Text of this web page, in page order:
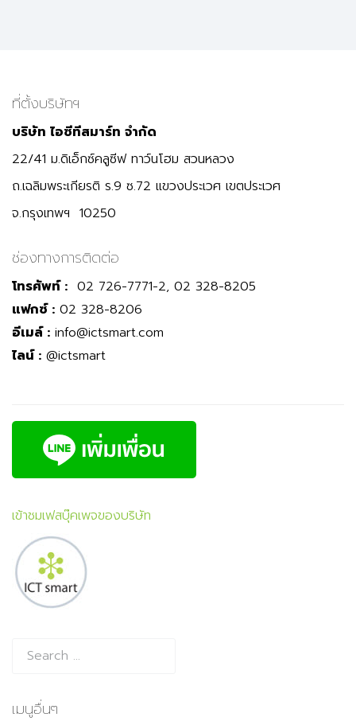
ที่ตั้งบริษัทฯ
บริษัท ไอซีทีสมาร์ท จำกัด
22/41 ม.ดิเอ็กซ์คลูซีฟ ทาว์นโฮม สวนหลวง
ถ.เฉลิมพระเกียรติ ร.9 ซ.72 แขวงประเวศ เขตประเวศ
จ.กรุงเทพฯ 10250
ช่องทางการติดต่อ
โทรศัพท์ : 02 726-7771-2, 02 328-8205
แฟกซ์ : 02 328-8206
อีเมล์ : info@ictsmart.com
ไลน์ : @ictsmart
เข้าชมเฟสบุ๊คเพจของบริษัท
เมนูอื่นๆ